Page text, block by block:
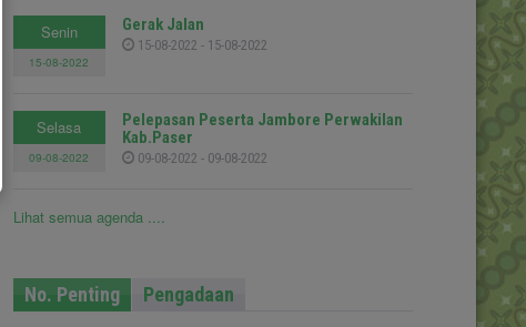
Senin
15-08-2022
Gerak Jalan
15-08-2022 - 15-08-2022
Selasa
09-08-2022
Pelepasan Peserta Jambore Perwakilan
Kab.Paser
09-08-2022 - 09-08-2022
Lihat semua agenda ....
No. Penting Pengadaan